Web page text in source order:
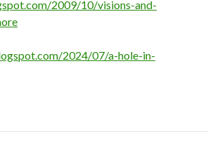
2009/10/visions-and-
2024/07/a-hole-in-